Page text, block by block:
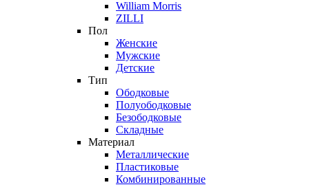
William Morris
ZILLI
Пол
Женские
Мужские
Детские
Тип
Ободковые
Полуободковые
Безободковые
Складные
Материал
Металлические
Пластиковые
Комбинированные